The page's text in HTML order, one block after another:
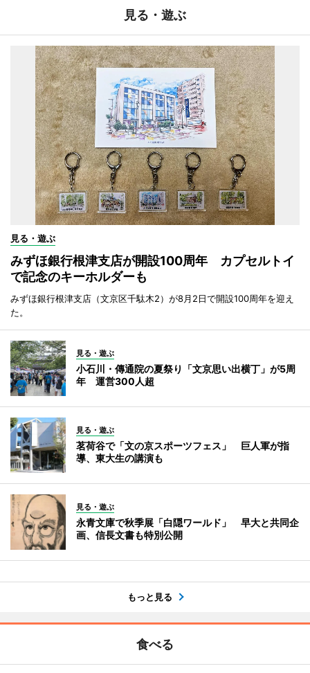
見る・遊ぶ
見る・遊ぶ
みずほ銀行根津支店が開設100周年 カプセルトイ
で記念のキーホルダーも
みずほ銀行根津支店（文京区千駄木2）が8月2日で開設100周年を迎え
た。
見る・遊ぶ
小石川・傳通院の夏祭り「文京思い出横丁」が5周
年 運営300人超
見る・遊ぶ
茗荷谷で「文の京スポーツフェス」 巨人軍が指
導、東大生の講演も
見る・遊ぶ
永青文庫で秋季展「白隠ワールド」 早大と共同企
画、信長文書も特別公開
もっと見る
食べる